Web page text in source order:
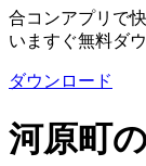
合コンアプリで
いますぐ無料ダ
ダウンロード
河原町